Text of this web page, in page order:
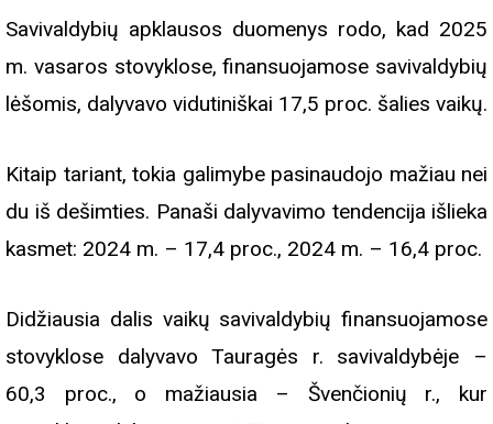
Savivaldybių apklausos duomenys rodo, kad 2025
m. vasaros stovyklose, finansuojamose savivaldybių
lėšomis, dalyvavo vidutiniškai 17,5 proc. šalies vaikų.
Kitaip tariant, tokia galimybe pasinaudojo mažiau nei
du iš dešimties. Panaši dalyvavimo tendencija išlieka
kasmet: 2024 m. – 17,4 proc., 2024 m. – 16,4 proc.
Didžiausia dalis vaikų savivaldybių finansuojamose
stovyklose dalyvavo Tauragės r. savivaldybėje –
60,3 proc., o mažiausia – Švenčionių r., kur